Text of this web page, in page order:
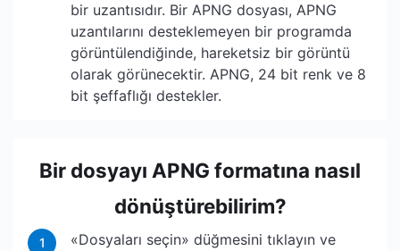
bir uzantısıdır. Bir APNG dosyası, APNG
uzantılarını desteklemeyen bir programda
görüntülendiğinde, hareketsiz bir görüntü
olarak görünecektir. APNG, 24 bit renk ve 8
bit şeffaflığı destekler.
Bir dosyayı APNG formatına nasıl
dönüştürebilirim?
1
«Dosyaları seçin» düğmesini tıklayın ve